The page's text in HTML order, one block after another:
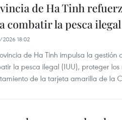
de Ha Tinh
combatir la pesca ilegal
18:02
de Ha Tinh impulsa la
la pesca ilegal (IUU), proteger
de la tarjeta amarilla de la